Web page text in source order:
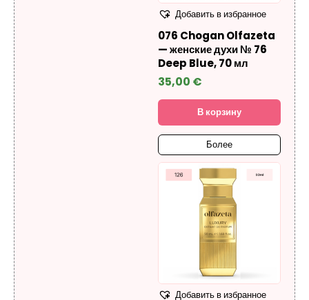
Добавить в избранное
076 Chogan Olfazeta
— женские духи № 76
Deep Blue, 70 мл
35,00 €
В корзину
Более
Добавить в избранное